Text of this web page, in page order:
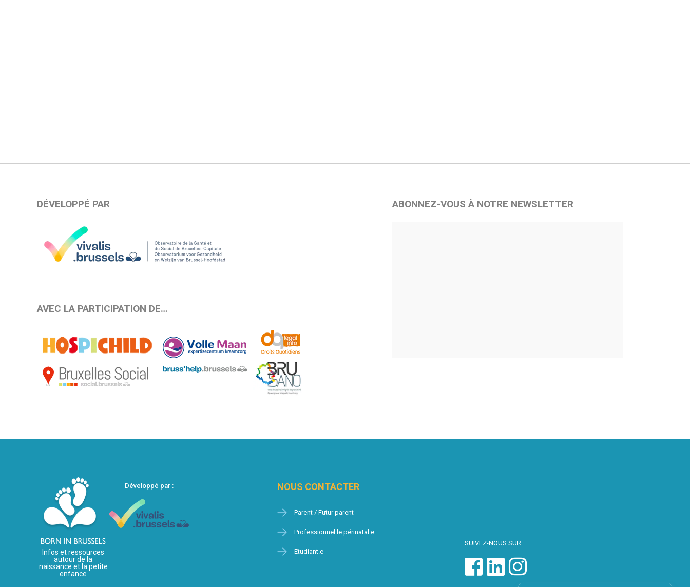
DÉVELOPPÉ PAR
AVEC LA PARTICIPATION DE…
ABONNEZ-VOUS À NOTRE NEWSLETTER
Infos et ressources
autour de la
naissance et la petite
enfance
Développé par : NOUS CONTACTER
Parent / Futur parent
Professionnel.le périnatal.e
Etudiant.e
SUIVEZ-NOUS SUR